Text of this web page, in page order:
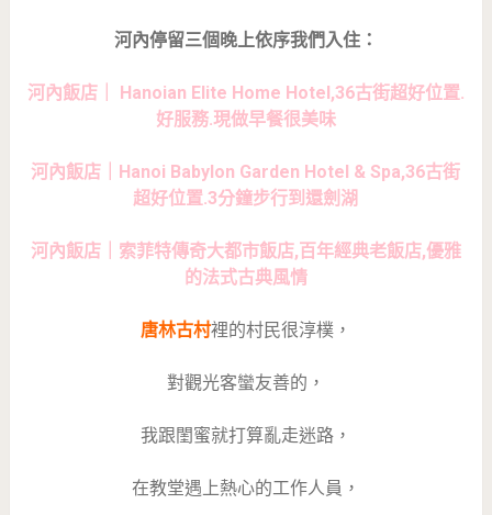
河內停留三個晚上依序我們入住：
河內飯店｜ Hanoian Elite Home Hotel,36古街超好位置.
好服務.現做早餐很美味
河內飯店｜Hanoi Babylon Garden Hotel & Spa,36古街
超好位置.3分鐘步行到還劍湖
河內飯店｜索菲特傳奇大都市飯店,百年經典老飯店,優雅
的法式古典風情
唐林古村裡的村民很淳樸，
對觀光客蠻友善的，
我跟閨蜜就打算亂走迷路，
在教堂遇上熱心的工作人員，